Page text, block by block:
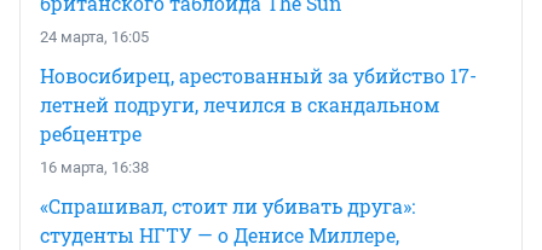
24 марта, 16:05
Новосибирец, арестованный за убийство 17-
летней подруги, лечился в скандальном
ребцентре
16 марта, 16:38
«Спрашивал, стоит ли убивать друга»:
студенты НГТУ — о Денисе Миллере,